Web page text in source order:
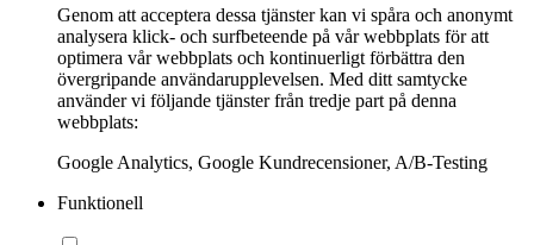
Genom att acceptera dessa tjänster kan vi spåra och anonymt
analysera klick- och surfbeteende på vår webbplats för att
optimera vår webbplats och kontinuerligt förbättra den
övergripande användarupplevelsen. Med ditt samtycke
använder vi följande tjänster från tredje part på denna
webbplats:
Google Analytics, Google Kundrecensioner, A/B-Testing
Funktionell